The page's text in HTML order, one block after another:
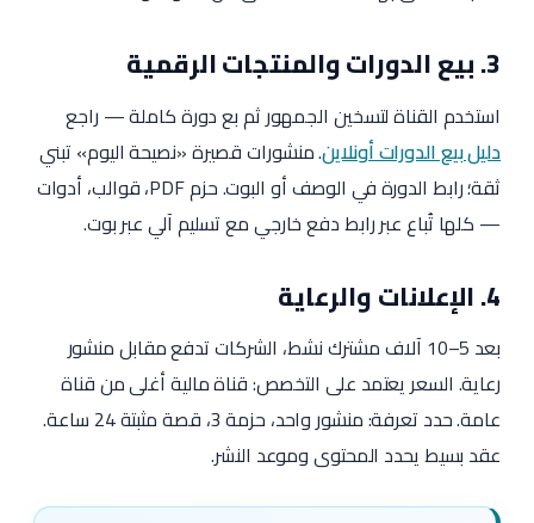
3. بيع الدورات والمنتجات الرقمية
استخدم القناة لتسخين الجمهور ثم بع دورة كاملة — راجع
دليل بيع الدورات أونلاين. منشورات قصيرة «نصيحة اليوم» تبني
ثقة؛ رابط الدورة في الوصف أو البوت. حزم PDF، قوالب، أدوات
— كلها تُباع عبر رابط دفع خارجي مع تسليم آلي عبر بوت.
4. الإعلانات والرعاية
بعد 5–10 آلاف مشترك نشط، الشركات تدفع مقابل منشور
رعاية. السعر يعتمد على التخصص: قناة مالية أغلى من قناة
عامة. حدد تعرفة: منشور واحد، حزمة 3، قصة مثبتة 24 ساعة.
عقد بسيط يحدد المحتوى وموعد النشر.